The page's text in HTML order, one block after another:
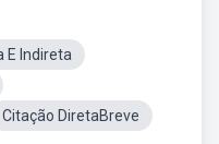
E Indireta
Citação DiretaBreve